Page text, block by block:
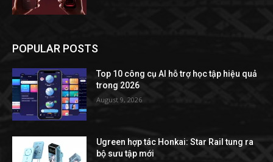
POPULAR POSTS
Top 10 công cụ AI hỗ trợ học tập hiệu quả
trong 2026
August 9, 2026
Ugreen hợp tác Honkai: Star Rail tung ra
bộ sưu tập mới